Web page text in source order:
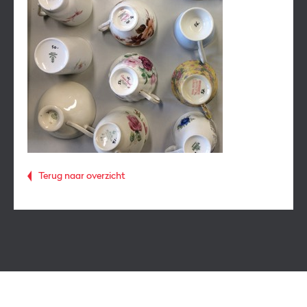
Terug naar overzicht